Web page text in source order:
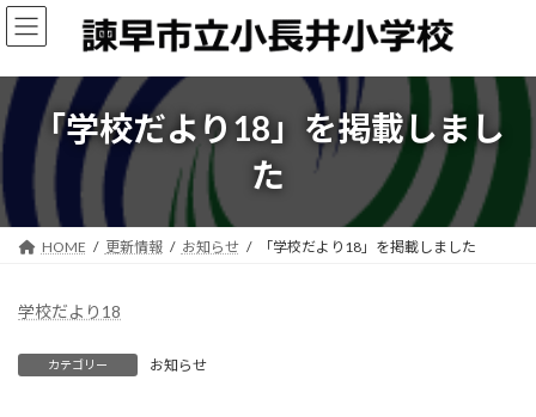
コ
ン
ン
ツ
へ
ッ
プ
ナ
ビ
ー
シ
ョ
移
動
「学校だより18」を掲載しまし
た
HOME 更新情報 お知らせ 「学校だより18」を掲載しました
学校だより18
カテゴリー お知らせ